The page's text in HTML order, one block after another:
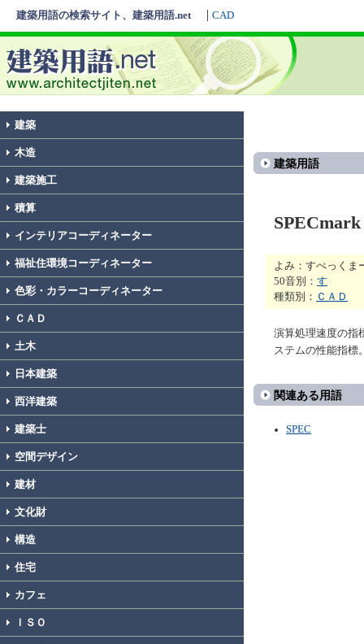
建築用語の検索サイト、建築用語.net CAD
建築
木造
建築施工
積算
インテリアコーディネーター
福祉住環境コーディネーター
色彩・カラーコーディネーター
ＣＡＤ
土木
日本建築
西洋建築
建築士
空間デザイン
建材
文化財
構造
住宅
カフェ
ＩＳＯ
建築用語
SPECmark
よみ：すぺっくま
50音別： す
種類別： ＣＡＤ
演算処理速度の指
ステムの性能指標
関連ある用語
SPEC